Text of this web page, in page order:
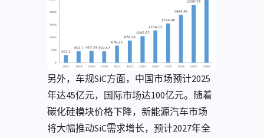
另外，车规SiC方面，中国市场预计2025
年达45亿元，国际市场达100亿元。随着
碳化硅模块价格下降，新能源汽车市场
将大幅推动SiC需求增长，预计2027年全